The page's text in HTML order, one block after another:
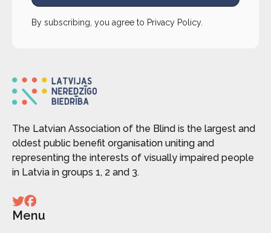
By subscribing, you agree to Privacy Policy.
The Latvian Association of the Blind is the largest and
oldest public benefit organisation uniting and
representing the interests of visually impaired people
in Latvia in groups 1, 2 and 3.
Menu